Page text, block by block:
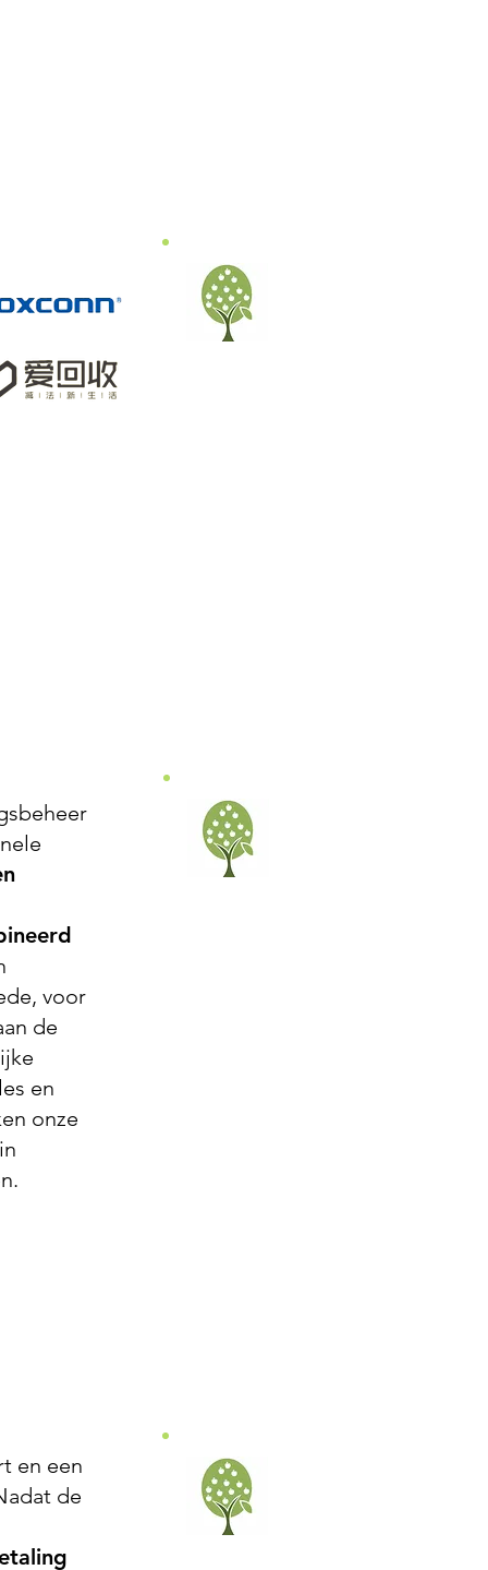
voor
de
en
onze
en een
de